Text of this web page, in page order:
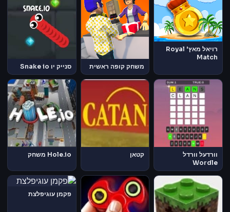
רויאל מאץ' Royal
Match
משחק קופה ראשית
סנייק יו Snake io
וורדעל וורדל
Wordle
קטאן Hole.io משחק
פקמן עוגיפלצת